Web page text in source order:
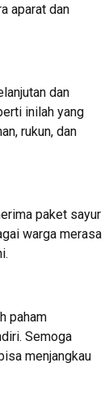
aparat dan
dan
inilah yang
rukun, dan
paket sayur
warga merasa
paham
Semoga
menjangkau